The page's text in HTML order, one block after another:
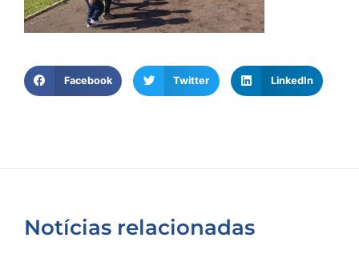
Facebook Twitter LinkedIn
Notícias relacionadas